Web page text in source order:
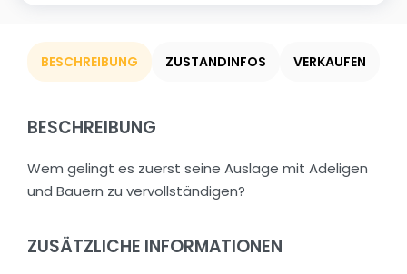
BESCHREIBUNG ZUSTANDINFOS VERKAUFEN
BESCHREIBUNG
Wem gelingt es zuerst seine Auslage mit Adeligen
und Bauern zu vervollständigen?
ZUSÄTZLICHE INFORMATIONEN